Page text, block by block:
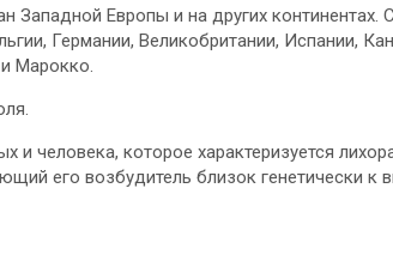
Западной Европы и на других континентах.
Германии, Великобритании, Испании,
Марокко.
человека, которое характеризуется
его возбудитель близок генетически к